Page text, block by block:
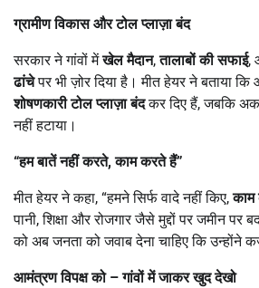
ग्रामीण विकास और टोल प्लाज़ा बंद
सरकार ने गांवों मेंखेल मैदान,तालाबों की सफाई,
ढांचेपर भी ज़ोर दिया है। मीत हेयर ने बताया
शोषणकारी टोल प्लाज़ा बंदकर दिए हैं, जबकि
नहीं हटाया।
“हम बातें नहीं करते,काम करते हैं”
मीत हेयर ने कहा, “हमने सिर्फ वादे नहीं किए,काम
पानी, शिक्षा और रोजगार जैसे मुद्दों पर जमीन
को अब जनता को जवाब देना चाहिए कि उन्होंने
आमंत्रण विपक्ष को –गांवों में जाकर खुद देखो